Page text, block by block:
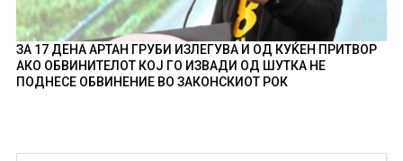
ЗА 17 ДЕНА АРТАН ГРУБИ ИЗЛЕГУВА И ОД КУЌЕН ПРИТВОР
АКО ОБВИНИТЕЛОТ КОЈ ГО ИЗВАДИ ОД ШУТКА НЕ
ПОДНЕСЕ ОБВИНЕНИЕ ВО ЗАКОНСКИОТ РОК